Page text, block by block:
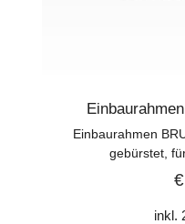
Einbaurahmen
gebürstet,
€
inkl.